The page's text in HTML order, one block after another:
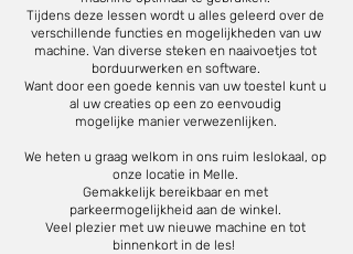
Tijdens deze lessen wordt u alles geleerd over de
verschillende functies en mogelijkheden van uw
machine. Van diverse steken en naaivoetjes tot
borduurwerken en software.
Want door een goede kennis van uw toestel kunt u
al uw creaties op een zo eenvoudig
mogelijke manier verwezenlijken.
We heten u graag welkom in ons ruim leslokaal, op
onze locatie in Melle.
Gemakkelijk bereikbaar en met
parkeermogelijkheid aan de winkel.
Veel plezier met uw nieuwe machine en tot
binnenkort in de les!